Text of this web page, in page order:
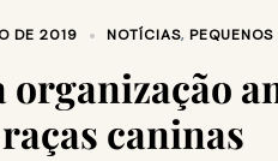
DE 2019 NOTÍCIAS,
organização
caninas